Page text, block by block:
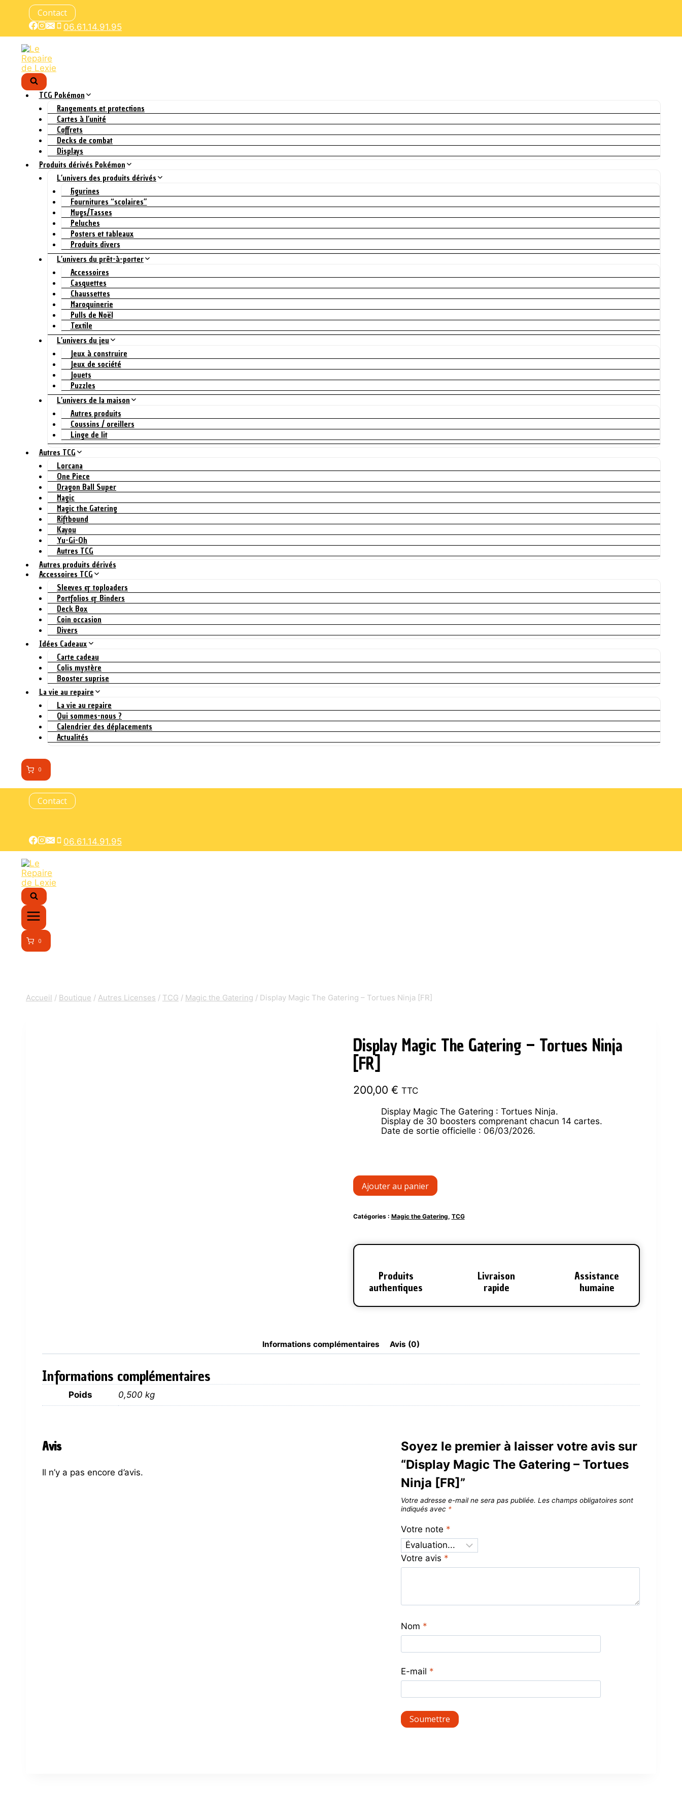
contenu
Contact
06.61.14.91.95
TCG Pokémon
Rangements et protections
Cartes à l’unité
Coffrets
Decks de combat
Displays
Produits dérivés Pokémon
L’univers des produits dérivés
Figurines
Fournitures “scolaires”
Mugs/Tasses
Peluches
Posters et tableaux
Produits divers
L’univers du prêt-à-porter
Accessoires
Casquettes
Chaussettes
Maroquinerie
Pulls de Noël
Textile
L’univers du jeu
Jeux à construire
Jeux de société
Jouets
Puzzles
L’univers de la maison
Autres produits
Coussins / oreillers
Linge de lit
Autres TCG
Lorcana
One Piece
Dragon Ball Super
Magic
Magic the Gatering
Riftbound
Kayou
Yu-Gi-Oh
Autres TCG
Autres produits dérivés
Accessoires TCG
Sleeves & toploaders
Portfolios & Binders
Deck Box
Coin occasion
Divers
Idées Cadeaux
Carte cadeau
Colis mystère
Booster suprise
La vie au repaire
La vie au repaire
Qui sommes-nous ?
Calendrier des déplacements
Actualités
0
Contact
06.61.14.91.95
0
Accueil / Boutique / Autres Licenses / TCG / Magic the Gatering / Display Magic The Gatering – Tortues Ninja [FR]
Display Magic The Gatering – Tortues Ninja
[FR]
200,00 € TTC
Display Magic The Gatering : Tortues Ninja.
Display de 30 boosters comprenant chacun 14 cartes.
Date de sortie officielle : 06/03/2026.
quantité
de
Display
The
Tortues
Ajouter au panier
Catégories : Magic the Gatering, TCG
Produits
authentiques
Livraison
rapide
Assistance
humaine
Informations complémentaires Avis (0)
Informations complémentaires
Poids 0,500 kg
Avis
Il n’y a pas encore d’avis.
Soyez le premier à laisser votre avis sur
“Display Magic The Gatering – Tortues
Ninja [FR]”
Votre adresse e-mail ne sera pas publiée. Les champs obligatoires sont
indiqués avec *
Votre note *
Votre avis *
Nom *
E-mail *